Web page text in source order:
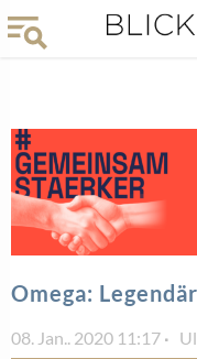
Omega:
08. Jan.. 2020 11:17